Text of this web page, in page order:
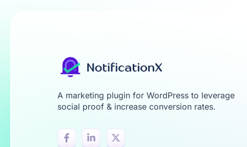
A marketing plugin for WordPress to leverage
social proof & increase conversion rates.